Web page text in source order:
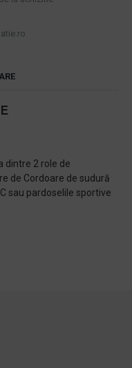
dintre 2 role de
de Cordoare de sudură
sau pardoselile sportive